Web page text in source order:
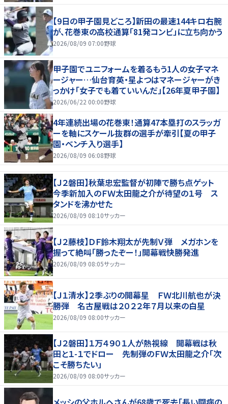
【9日の甲子園見どころ】新田の最速144キロ右腕
が、花巻東の高校通算「81発コンビ」に立ち向かう
2026/08/09 07:00野球
甲子園でユニフォームを着るもう1人の女子マネ
ージャー…仙台育英・星よつはマネージャーがき
っかけ「女子でも着ていいんだ」【26年夏甲子園】
2026/06/22 00:00野球
4年連続出場の花巻東！通算47本塁打のスラッガ
ーを軸にスケール抜群の選手が牽引【夏の甲子
園・ベンチ入り選手】
2026/08/09 06:08野球
【Ｊ２磐田】秋葉忠宏監督が初陣で勝ち点ゲット
今季新加入のＦＷ太田龍之介が待望の１号 ス
タンドを沸かせた
2026/08/09 08:10サッカー
【Ｊ２藤枝】ＤＦ鈴木翔太が先制Ｖ弾 メガホンを
握って絶叫「勝ったぞー！」開幕戦快勝発進
2026/08/09 08:05サッカー
【Ｊ１清水】２季ぶりの開幕星 ＦＷ北川航也が決
勝弾 名古屋戦は２０２２年７月以来の白星
2026/08/09 08:00サッカー
【Ｊ２磐田】１万４９０１人が熱視線 開幕戦は秋
田と１-１でドロー 先制弾のＦＷ太田龍之介「次
こそ勝ちたい」
2026/08/09 08:00サッカー